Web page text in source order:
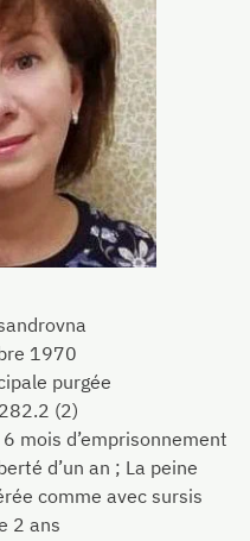
1970
purgée
282.2 (2)
mois d’emprisonnement
d’un an ; La peine
comme avec sursis
2 ans